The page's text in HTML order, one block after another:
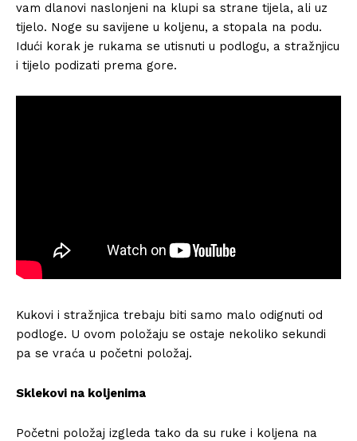
vam dlanovi naslonjeni na klupi sa strane tijela, ali uz
tijelo. Noge su savijene u koljenu, a stopala na podu.
Idući korak je rukama se utisnuti u podlogu, a stražnjicu
i tijelo podizati prema gore.
Kukovi i stražnjica trebaju biti samo malo odignuti od
podloge. U ovom položaju se ostaje nekoliko sekundi
pa se vraća u početni položaj.
Sklekovi na koljenima
Početni položaj izgleda tako da su ruke i koljena na